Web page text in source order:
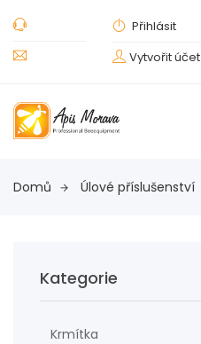
Přihlásit
Vytvořit účet
Domů Úlové příslušenství
Kategorie
Krmítka